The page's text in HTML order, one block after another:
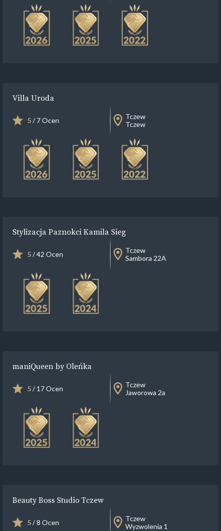
Villa Uroda
5/ 7 Ocen
Tczew
Tczew
Stylizacja Paznokci Kamila Sieg
5/ 42 Ocen
Tczew
Sambora 22A
maniQueen by Oleńka
5/ 17 Ocen
Tczew
Jaworowa 2a
Beauty Boss Studio Tczew
5/ 8 Ocen
Tczew
Wyzwolenia 1